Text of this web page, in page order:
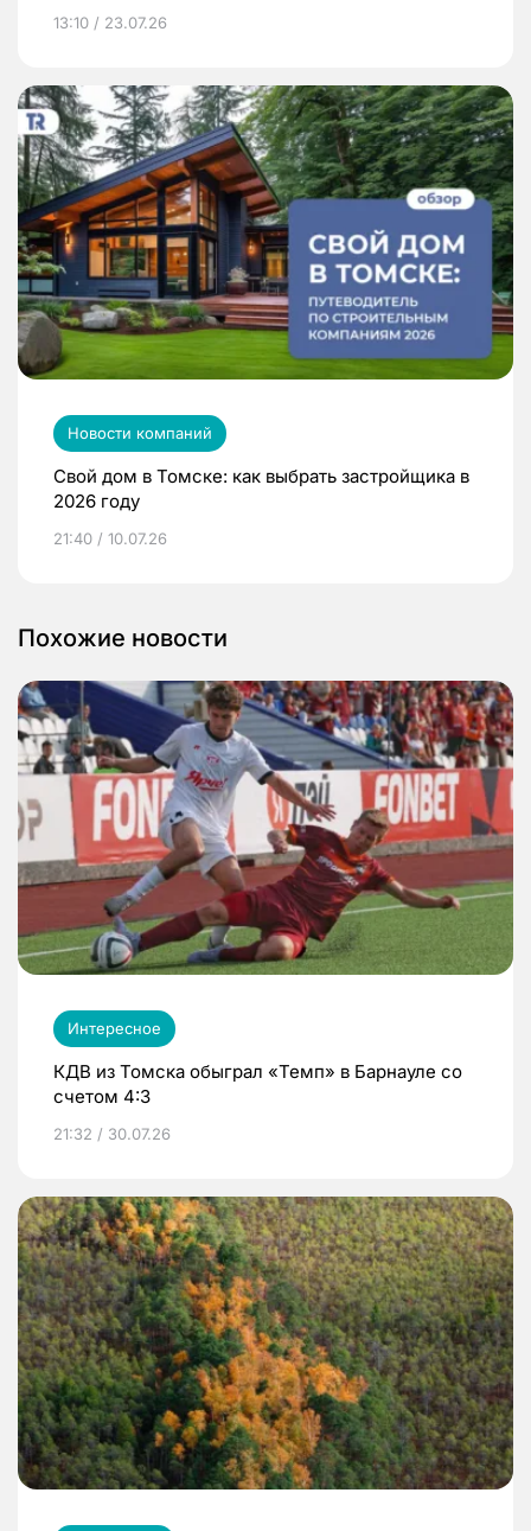
13:10 / 23.07.26
Новости компаний
Свой дом в Томске: как выбрать застройщика в
2026 году
21:40 / 10.07.26
Похожие новости
Интересное
КДВ из Томска обыграл «Темп» в Барнауле со
счетом 4:3
21:32 / 30.07.26